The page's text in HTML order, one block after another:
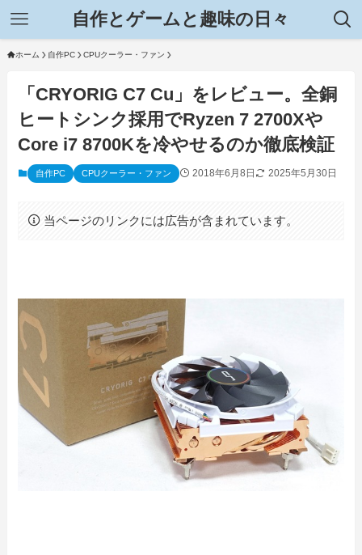
自作とゲームと趣味の日々
ホーム 自作PC CPUクーラー・ファン
「CRYORIG C7 Cu」をレビュー。全銅
ヒートシンク採用でRyzen 7 2700Xや
Core i7 8700Kを冷やせるのか徹底検証
自作PC CPUクーラー・ファン 2018年6月8日 2025年5月30日
当ページのリンクには広告が含まれています。